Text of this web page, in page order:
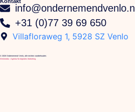
info@ondernemendvenlo.nl
+31 (0)77 39 69 650
Villafloraweg 1, 5928 SZ Venlo
© 2026 Ondernemend Venlo, alle rechten voorbehouden.
We4media - Agentur für digitales Marketing.